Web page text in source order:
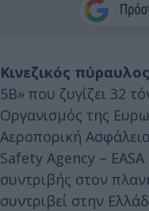
Κινεζικός
5B» που ζυγίζει 32
Οργανισμός της
Αεροπορική
Safety Agency – EASA
συντριβής στον
συντριβεί στην